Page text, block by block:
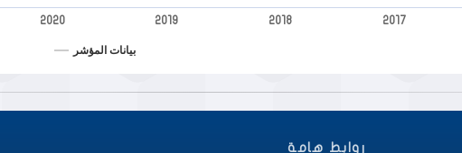
بيانات المؤشر
2020 2019 2018 2017
روابط هامة